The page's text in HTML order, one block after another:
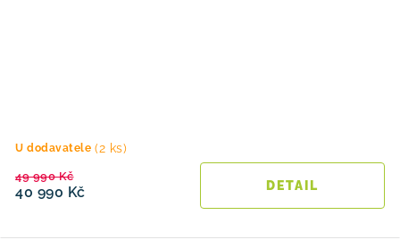
U dodavatele (2 ks)
40 990 Kč
49 990 Kč